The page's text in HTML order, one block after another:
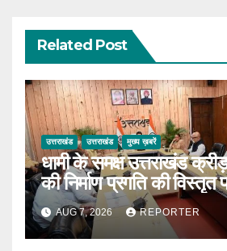
Related Post
उत्तराखंड उत्तराखंड मुख्य ख़बरें
धामी के समक्ष उत्तराखंड
की निर्माण प्रगति की विस्तृत
AUG 7, 2026 REPORTER